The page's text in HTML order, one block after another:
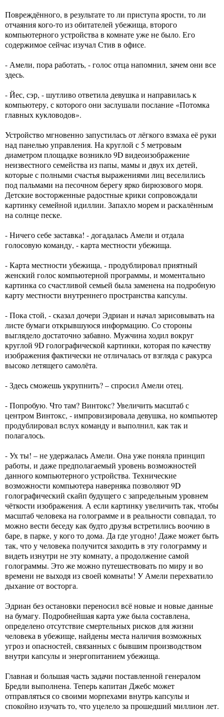
Повреждённого, в результате то ли приступа ярости, то ли
отчаяния кого-то из обитателей убежища, второго
компьютерного устройства в комнате уже не было. Его
содержимое сейчас изучал Стив в офисе.
- Амели, пора работать, - голос отца напомнил, зачем они все
здесь.
- Йес, сэр, - шутливо ответила девушка и направилась к
компьютеру, с которого они заслушали послание «Потомка
главных кукловодов».
Устройство мгновенно запустилась от лёгкого взмаха её руки
над панелью управления. На круглой с 5 метровым
диаметром площадке возникло 9D видеоизображение
неизвестного семейства из папы, мамы и двух их детей,
которые с полными счастья выражениями лиц веселились
под пальмами на песочном берегу ярко бирюзового моря.
Детские восторженные радостные крики сопровождали
картинку семейной идиллии. Запахло морем и раскалённым
на солнце песке.
- Ничего себе заставка! - догадалась Амели и отдала
голосовую команду, - карта местности убежища.
- Карта местности убежища, - продублировал приятный
женский голос компьютерной программы, и моментально
картинка со счастливой семьей была заменена на подробную
карту местности внутреннего пространства капсулы.
- Пока стой, - сказал дочери Эдриан и начал зарисовывать на
листе бумаги открывшуюся информацию. Со стороны
выглядело достаточно забавно. Мужчина ходил вокруг
круглой 9D голографической картинки, которая по качеству
изображения фактически не отличалась от взгляда с ракурса
высоко летящего самолёта.
- Здесь сможешь укрупнить? – спросил Амели отец.
- Попробую. Что там? Винтокс? Увеличить масштаб с
центром Винтокс, - импровизировала девушка, но компьютер
продублировал вслух команду и выполнил, как так и
полагалось.
- Ух ты! – не удержалась Амели. Она уже поняла принцип
работы, и даже предполагаемый уровень возможностей
данного компьютерного устройства. Технические
возможности компьютера наверняка позволяют 9D
голографический скайп будущего с запредельным уровнем
чёткости изображения. А если картинку увеличить так, чтобы
масштаб человека на голограмме и в реальности совпадал, то
можно вести беседу как будто друзья встретились воочию в
баре, в парке, у кого то дома. Да где угодно! Даже может быть
так, что у человека получится заходить в эту голограмму и
видеть изнутри не эту комнату, а продолжение самой
голограммы. Это же можно путешествовать по миру и во
времени не выходя из своей комнаты! У Амели перехватило
дыхание от восторга.
Эдриан без остановки переносил всё новые и новые данные
на бумагу. Подробнейшая карта уже была составлена,
определено отсутствие смертельных рисков для жизни
человека в убежище, найдены места наличия возможных
угроз и опасностей, связанных с бывшим производством
внутри капсулы и энергопитанием убежища.
Главная и большая часть задачи поставленной генералом
Бредли выполнена. Теперь капитан Джебс может
отправляться со своими морпехами внутрь капсулы и
спокойно изучать то, что уцелело за прошедший миллион лет.